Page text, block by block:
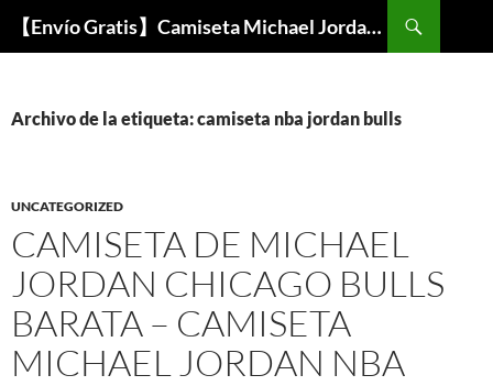
【Envío Gratis】Camiseta Michael Jordan NBA Barata
Buscar
Archivo de la etiqueta: camiseta nba jordan bulls
UNCATEGORIZED
CAMISETA DE MICHAEL
JORDAN CHICAGO BULLS
BARATA – CAMISETA
MICHAEL JORDAN NBA